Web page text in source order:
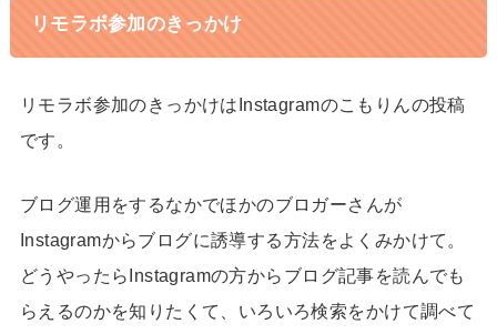
リモラボ参加のきっかけ
リモラボ参加のきっかけはInstagramのこもりんの投稿
です。
ブログ運用をするなかでほかのブロガーさんが
Instagramからブログに誘導する方法をよくみかけて。
どうやったらInstagramの方からブログ記事を読んでも
らえるのかを知りたくて、いろいろ検索をかけて調べて